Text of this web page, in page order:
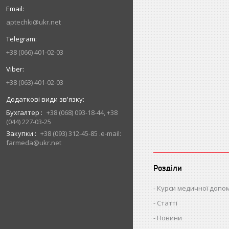
aptechki@ukr.net
+38 (066) 401-02-03
+38 (063) 401-02-03
Бухгалтер
+38 (068) 093-18-44, +38
(044) 227-03-25
Закупки
+38 (093) 312-45-85 .e-mail:
farmeda@ukr.net
Розділи
Курси медичної
Статті
Новини